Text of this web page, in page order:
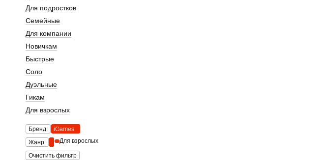
Для подростков
Семейные
Для компании
Новичкам
Быстрые
Соло
Дуэльные
Гикам
Для взрослых
Бренд:
iGames
Жанр:
Для взрослых
Очистить фильтр